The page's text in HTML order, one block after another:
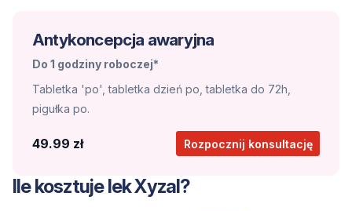
Antykoncepcja awaryjna
Do 1 godziny roboczej*
Tabletka 'po', tabletka dzień po, tabletka do 72h,
pigułka po.
49.99 zł Rozpocznij konsultację
Ile kosztuje lek Xyzal?